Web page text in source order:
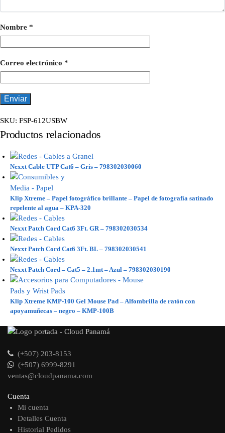
Nombre *
Correo electrónico *
SKU: FSP-612USBW
Productos relacionados
Nexxt Cable UTP Cat6 – Gris – 798302030060
Klip Xtreme – Papel fotográfico brillante – Papel de fotografía satinado
repelente al agua – KPA-320
Nexxt Patch Cord Cat6 3Ft. GR – 798302030534
Nexxt Patch Cord Cat6 3Ft. BL – 798302030541
Nexxt Patch Cord – Cat5 – 2.1mt – Azul – 798302030190
Klip Xtreme KMP-100 Gel Mouse Pad – Alfombrilla de ratón con
apoyamuñecas – negro – KMP-100B
(+507) 203-8153
(+507) 6999-8291
ventas@cloudpanama.com
Cuenta
Mi cuenta
Detalles Cuenta
Historial Pedidos